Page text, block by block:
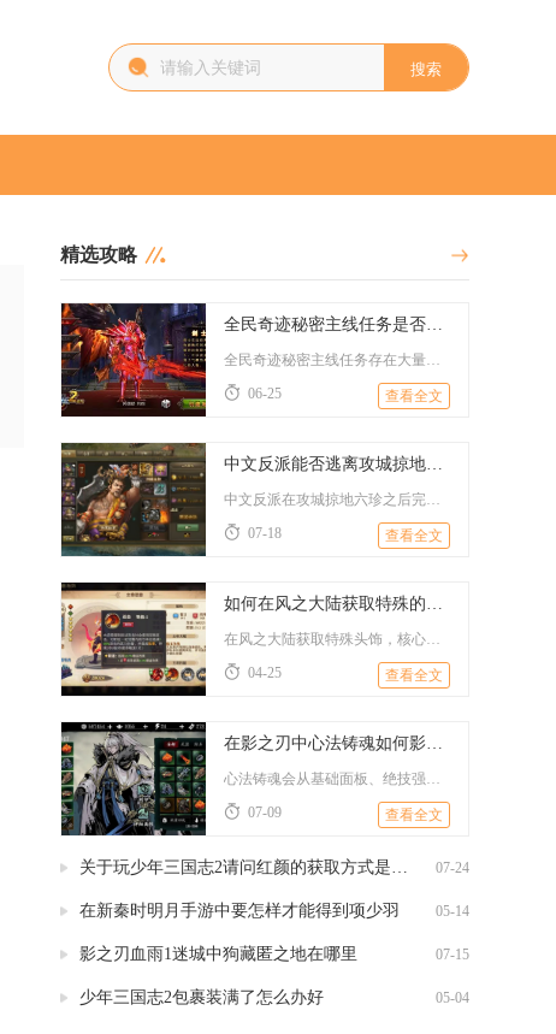
搜索
精选攻略
06-25
查看全文
07-18
查看全文
04-25
查看全文
07-09
查看全文
关于玩少年三国志2请问红颜的获取方式是什么 07-24
在新秦时明月手游中要怎样才能得到项少羽 05-14
影之刃血雨1迷城中狗藏匿之地在哪里 07-15
少年三国志2包裹装满了怎么办好 05-04